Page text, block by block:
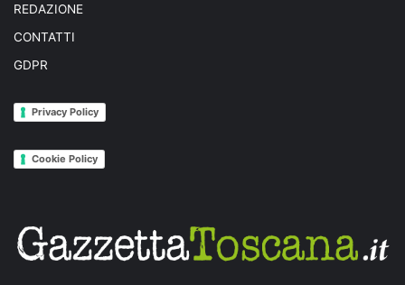
REDAZIONE
CONTATTI
GDPR
Privacy Policy
Cookie Policy